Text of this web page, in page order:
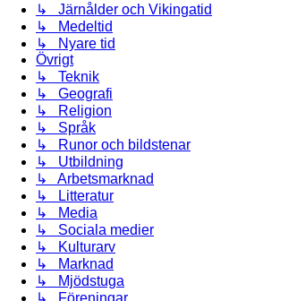
↳ Järnålder och Vikingatid
↳ Medeltid
↳ Nyare tid
Övrigt
↳ Teknik
↳ Geografi
↳ Religion
↳ Språk
↳ Runor och bildstenar
↳ Utbildning
↳ Arbetsmarknad
↳ Litteratur
↳ Media
↳ Sociala medier
↳ Kulturarv
↳ Marknad
↳ Mjödstuga